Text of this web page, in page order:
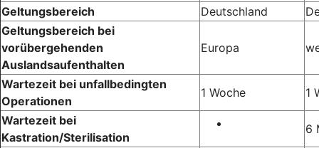
Geltungsbereich
Deutschland
Geltungsbereich bei
vorübergehenden
Auslandsaufenthalten
Europa
Wartezeit bei unfallbedingten
Operationen
1 Woche
1
Wartezeit bei
Kastration/Sterilisation
6